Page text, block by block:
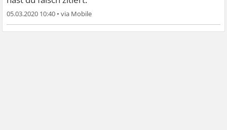
05.03.2020 10:40 •